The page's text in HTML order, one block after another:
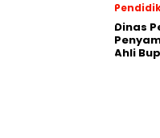
Dinas
Ahli